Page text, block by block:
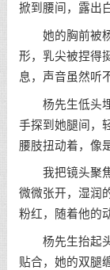
掀到腰间，露出
她的胸前被杨
形，乳尖被捏得
息，声音虽然听
杨先生低头埋
手探到她腿间，
腰肢扭动着，像
我把镜头聚焦
微微张开，湿润
粉红，随着他的
杨先生抬起头
贴合，她的双腿